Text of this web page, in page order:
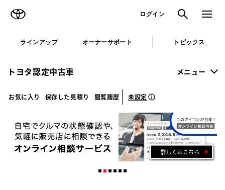
ログイン 検索 メニュ
ラインアップ オーナーサポート トピックス
トヨタ認定中古車 メニュー
お気に入り 保存した見積り 閲覧履歴 未設定